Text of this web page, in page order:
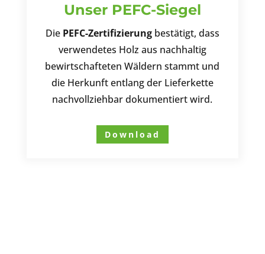
Unser PEFC-Siegel
Die PEFC-Zertifizierungbestätigt, dass
verwendetes Holz aus nachhaltig
bewirtschafteten Wäldern stammt und
die Herkunft entlang der Lieferkette
nachvollziehbar dokumentiert wird.
Download